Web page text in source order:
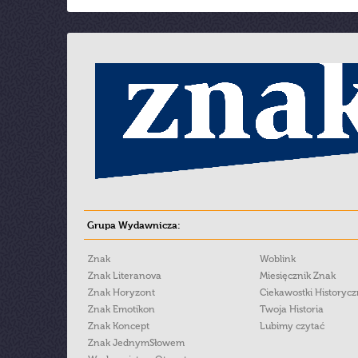
Grupa Wydawnicza:
Znak
Znak Literanova
Znak Horyzont
Znak Emotikon
Znak Koncept
Znak JednymSłowem
Woblink
Miesięcznik Znak
Ciekawostki
Twoja Historia
Lubimy czytać